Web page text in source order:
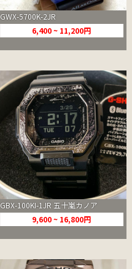
GWX-5700K-2JR
6,400 ~ 11,200円
GBX-100KI-1JR 五十嵐カノア
9,600 ~ 16,800円